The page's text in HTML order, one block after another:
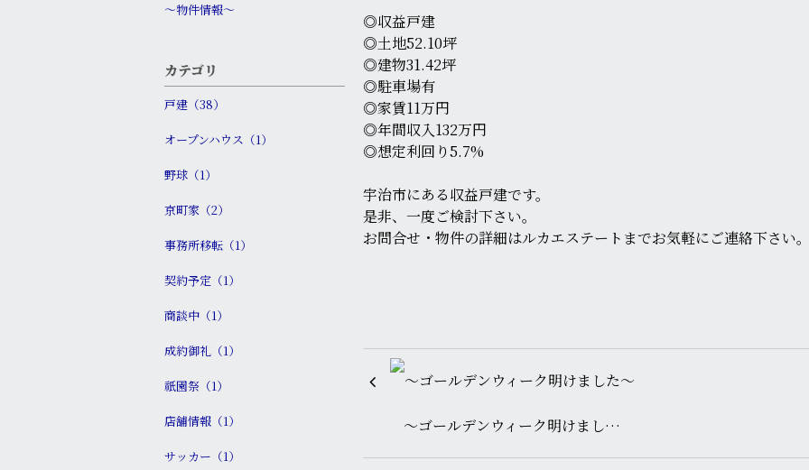
〜物件情報〜
カテゴリ
戸建（38）
オープンハウス（1）
野球（1）
京町家（2）
事務所移転（1）
契約予定（1）
商談中（1）
成約御礼（1）
祇園祭（1）
店舗情報（1）
サッカー（1）
◎収益戸建
◎土地52.10坪
◎建物31.42坪
◎駐車場有
◎家賃11万円
◎年間収入132万円
◎想定利回り5.7%
宇治市にある収益戸建です。
是非、一度ご検討下さい。
お問合せ・物件の詳細はルカエステートまでお気軽にご連絡下さい。
～ゴールデンウィーク明けまし…